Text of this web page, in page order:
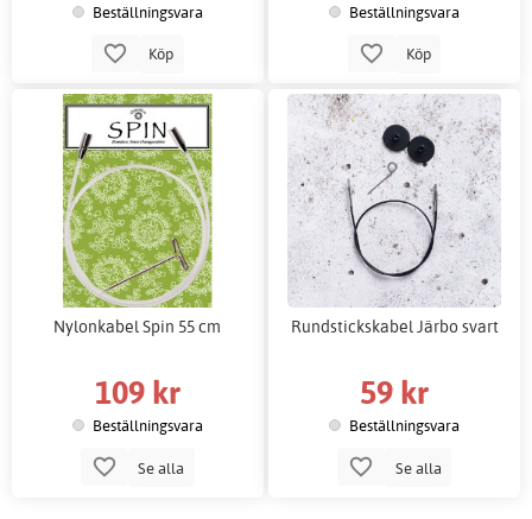
Beställningsvara
Köp
Beställningsvara
Köp
Nylonkabel Spin 55 cm
109 kr
Beställningsvara
Se alla
Rundstickskabel Järbo svart
59 kr
Beställningsvara
Se alla